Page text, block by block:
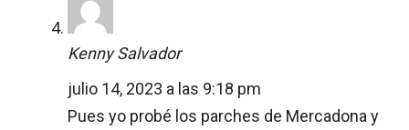
Kenny Salvador
julio 14, 2023 a las 9:18 pm
Pues yo probé los parches de Mercadona y